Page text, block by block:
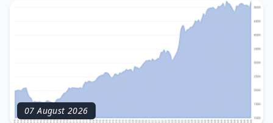
conform procedurilor prevăzute la art.66 din Legea
nr.548/1995 și Standardelor Internaționale d
07 August 2026